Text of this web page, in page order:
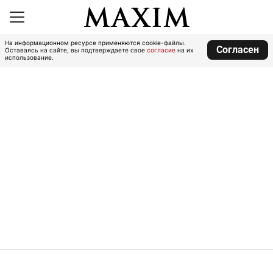
На информационном ресурсе применяются cookie-файлы.
Оставаясь на сайте, вы подтверждаете свое согласие на их
использование.
Согласен